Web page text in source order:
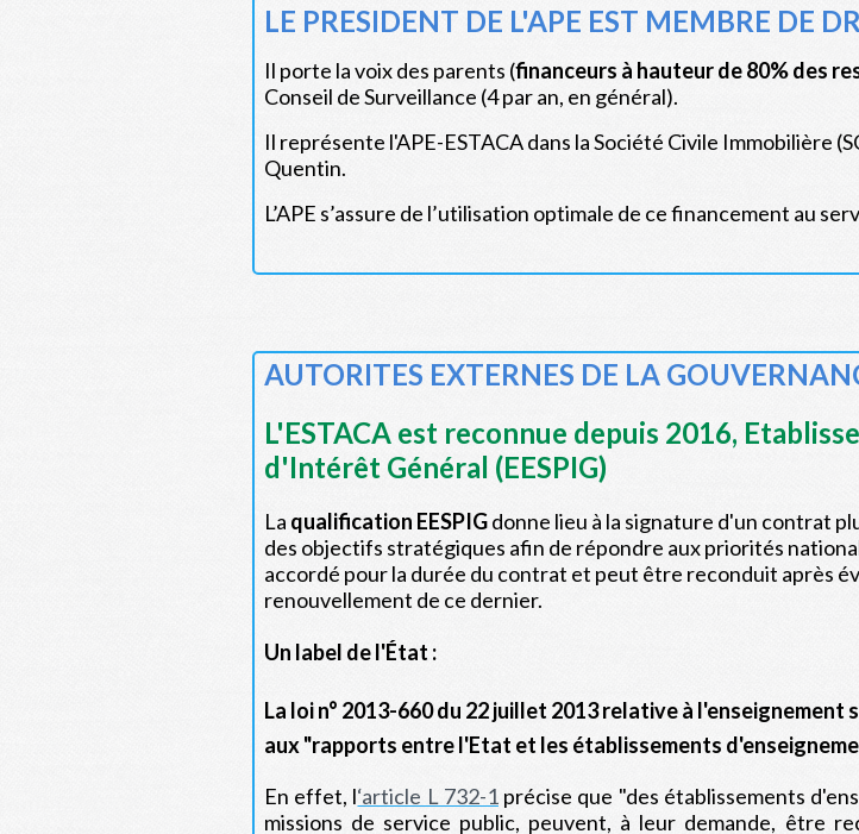
LE PRESIDENT DE L'APE EST MEMBRE DE
Il porte la voix des parents (financeurs à hauteur de 80% des
Conseil de Surveillance (4 par an, en général).
Il représente l'APE-ESTACA dans la Société Civile Immobilière
Quentin.
L’APE s’assure de l’utilisation optimale de ce financement au
AUTORITES EXTERNES DE LA
L'ESTACA est reconnue depuis 2016,
d'Intérêt Général (EESPIG)
La qualification EESPIGdonne lieu à la signature d'un contrat
des objectifs stratégiques afin de répondre aux priorités
accordé pour la durée du contrat et peut être reconduit après
renouvellement de ce dernier.
Un label de l'État :
La loi n° 2013-660 du 22 juillet 2013 relative à
aux "rapports entre l'Etat et les établissements
En effet, l‘article L 732-1précise que "des établissements
missions de service public, peuvent, à leur demande, être